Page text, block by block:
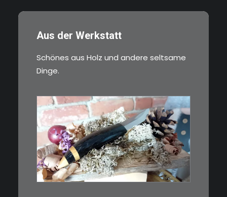
Aus der Werkstatt
Schönes aus Holz und andere seltsame
Dinge.
€39,00
Kleines Schmuckmesser, ideal
als…